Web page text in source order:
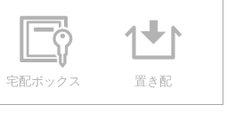
宅配ボックス 置き配